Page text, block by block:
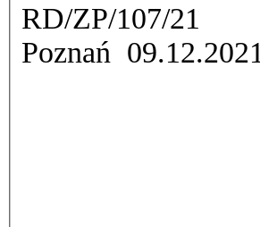
RD/ZP/107/21
Poznań